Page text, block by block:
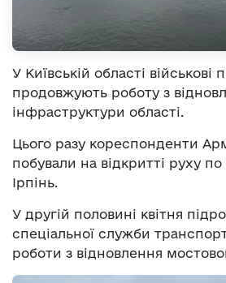
У Київській області військові
продовжують роботу з
інфраструктури області.
Цього разу кореспонденти
побували на відкритті руху
Ірпінь.
У другій половині квітня
спеціальної служби
роботи з відновлення